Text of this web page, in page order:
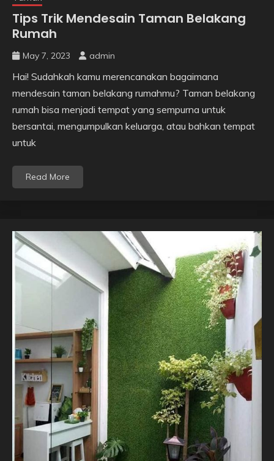
Tips Trik Mendesain Taman Belakang
Rumah
May 7, 2023 admin
Hai! Sudahkah kamu merencanakan bagaimana
mendesain taman belakang rumahmu? Taman belakang
rumah bisa menjadi tempat yang sempurna untuk
bersantai, mengumpulkan keluarga, atau bahkan tempat
untuk
Read More